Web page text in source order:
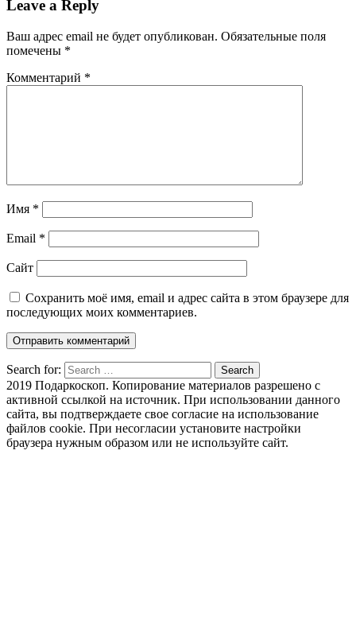
Leave a Reply
Ваш адрес email не будет опубликован. Обязательные поля
помечены *
Комментарий *
Имя *
Email *
Сайт
Сохранить моё имя, email и адрес сайта в этом браузере для
последующих моих комментариев.
Search for: Search
2019 Подаркоскоп. Копирование материалов разрешено с
активной ссылкой на источник. При использовании данного
сайта, вы подтверждаете свое согласие на использование
файлов cookie. При несогласии установите настройки
браузера нужным образом или не используйте сайт.